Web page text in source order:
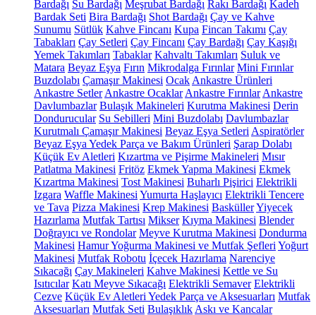
Bardağı Su Bardağı Meşrubat Bardağı Rakı Bardağı Kadeh
Bardak Seti Bira Bardağı Shot Bardağı Çay ve Kahve
Sunumu Sütlük Kahve Fincanı Kupa Fincan Takımı Çay
Tabakları Çay Setleri Çay Fincanı Çay Bardağı Çay Kaşığı
Yemek Takımları Tabaklar Kahvaltı Takımları Suluk ve
Matara Beyaz Eşya Fırın Mikrodalga Fırınlar Mini Fırınlar
Buzdolabı Çamaşır Makinesi Ocak Ankastre Ürünleri
Ankastre Setler Ankastre Ocaklar Ankastre Fırınlar Ankastre
Davlumbazlar Bulaşık Makineleri Kurutma Makinesi Derin
Dondurucular Su Sebilleri Mini Buzdolabı Davlumbazlar
Kurutmalı Çamaşır Makinesi Beyaz Eşya Setleri Aspiratörler
Beyaz Eşya Yedek Parça ve Bakım Ürünleri Şarap Dolabı
Küçük Ev Aletleri Kızartma ve Pişirme Makineleri Mısır
Patlatma Makinesi Fritöz Ekmek Yapma Makinesi Ekmek
Kızartma Makinesi Tost Makinesi Buharlı Pişirici Elektrikli
Izgara Waffle Makinesi Yumurta Haşlayıcı Elektrikli Tencere
ve Tava Pizza Makinesi Krep Makinesi BasküllerYiyecek
Hazırlama Mutfak Tartısı Mikser Kıyma Makinesi Blender
Doğrayıcı ve Rondolar Meyve Kurutma Makinesi Dondurma
Makinesi Hamur Yoğurma Makinesi ve Mutfak Şefleri Yoğurt
Makinesi Mutfak Robotu İçecek Hazırlama Narenciye
Sıkacağı Çay Makineleri Kahve Makinesi Kettle ve Su
Isıtıcılar Katı Meyve Sıkacağı Elektrikli Semaver Elektrikli
Cezve Küçük Ev Aletleri Yedek Parça ve Aksesuarları Mutfak
Aksesuarları Mutfak Seti Bulaşıklık Askı ve Kancalar